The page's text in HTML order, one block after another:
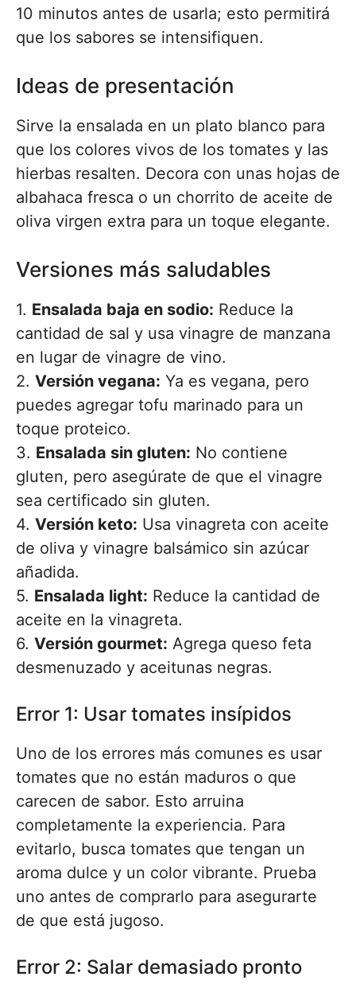
10 minutos antes de usarla; esto permitirá
que los sabores se intensifiquen.
Ideas de presentación
Sirve la ensalada en un plato blanco para
que los colores vivos de los tomates y las
hierbas resalten. Decora con unas hojas de
albahaca fresca o un chorrito de aceite de
oliva virgen extra para un toque elegante.
Versiones más saludables
1. Ensalada baja en sodio: Reduce la
cantidad de sal y usa vinagre de manzana
en lugar de vinagre de vino.
2. Versión vegana: Ya es vegana, pero
puedes agregar tofu marinado para un
toque proteico.
3. Ensalada sin gluten: No contiene
gluten, pero asegúrate de que el vinagre
sea certificado sin gluten.
4. Versión keto: Usa vinagreta con aceite
de oliva y vinagre balsámico sin azúcar
añadida.
5. Ensalada light: Reduce la cantidad de
aceite en la vinagreta.
6. Versión gourmet: Agrega queso feta
desmenuzado y aceitunas negras.
Error 1: Usar tomates insípidos
Uno de los errores más comunes es usar
tomates que no están maduros o que
carecen de sabor. Esto arruina
completamente la experiencia. Para
evitarlo, busca tomates que tengan un
aroma dulce y un color vibrante. Prueba
uno antes de comprarlo para asegurarte
de que está jugoso.
Error 2: Salar demasiado pronto